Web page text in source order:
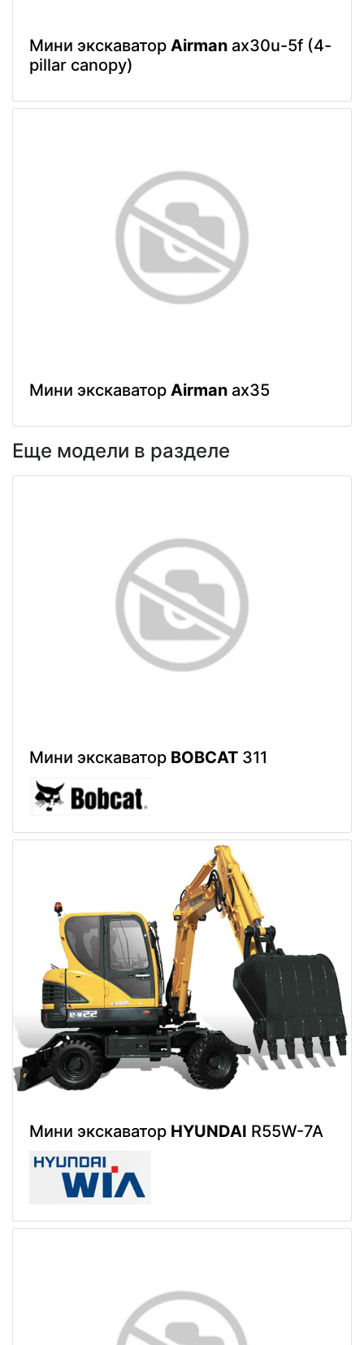
Мини экскаватор Airman ax30u-5f (4-
pillar canopy)
Мини экскаватор Airman ax35
Еще модели в разделе
Мини экскаватор BOBCAT 311
Мини экскаватор HYUNDAI R55W-7A